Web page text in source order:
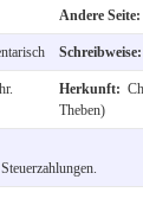
Andere Seite:
Schreibweise:
Herkunft:
Theben)